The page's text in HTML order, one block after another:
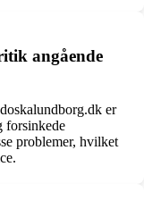
angående
er
forsinkede
problemer, hvilket